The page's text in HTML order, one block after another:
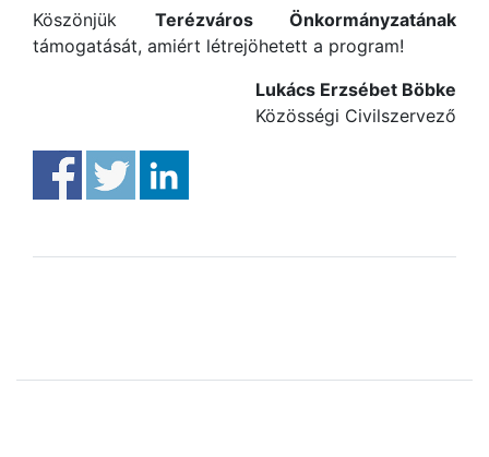
Köszönjük Terézváros Önkormányzatának
támogatását, amiért létrejöhetett a program!
Lukács Erzsébet Böbke
Közösségi Civilszervező